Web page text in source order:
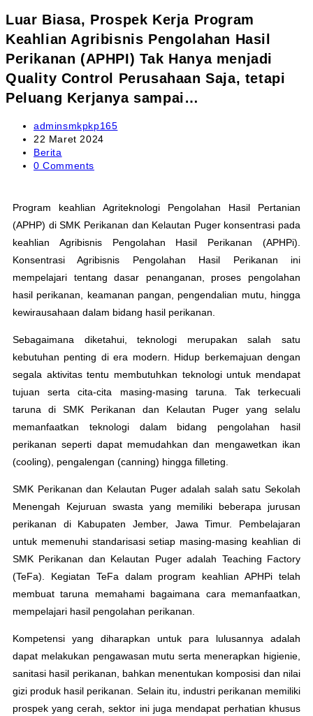
Luar Biasa, Prospek Kerja Program
Keahlian Agribisnis Pengolahan Hasil
Perikanan (APHPI) Tak Hanya menjadi
Quality Control Perusahaan Saja, tetapi
Peluang Kerjanya sampai…
adminsmkpkp165
22 Maret 2024
Berita
0 Comments
Program keahlian Agriteknologi Pengolahan Hasil Pertanian
(APHP) di SMK Perikanan dan Kelautan Puger konsentrasi pada
keahlian Agribisnis Pengolahan Hasil Perikanan (APHPi).
Konsentrasi Agribisnis Pengolahan Hasil Perikanan ini
mempelajari tentang dasar penanganan, proses pengolahan
hasil perikanan, keamanan pangan, pengendalian mutu, hingga
kewirausahaan dalam bidang hasil perikanan.
Sebagaimana diketahui, teknologi merupakan salah satu
kebutuhan penting di era modern. Hidup berkemajuan dengan
segala aktivitas tentu membutuhkan teknologi untuk mendapat
tujuan serta cita-cita masing-masing taruna. Tak terkecuali
taruna di SMK Perikanan dan Kelautan Puger yang selalu
memanfaatkan teknologi dalam bidang pengolahan hasil
perikanan seperti dapat memudahkan dan mengawetkan ikan
(cooling), pengalengan (canning) hingga filleting.
SMK Perikanan dan Kelautan Puger adalah salah satu Sekolah
Menengah Kejuruan swasta yang memiliki beberapa jurusan
perikanan di Kabupaten Jember, Jawa Timur. Pembelajaran
untuk memenuhi standarisasi setiap masing-masing keahlian di
SMK Perikanan dan Kelautan Puger adalah Teaching Factory
(TeFa). Kegiatan TeFa dalam program keahlian APHPi telah
membuat taruna memahami bagaimana cara memanfaatkan,
mempelajari hasil pengolahan perikanan.
Kompetensi yang diharapkan untuk para lulusannya adalah
dapat melakukan pengawasan mutu serta menerapkan higienie,
sanitasi hasil perikanan, bahkan menentukan komposisi dan nilai
gizi produk hasil perikanan. Selain itu, industri perikanan memiliki
prospek yang cerah, sektor ini juga mendapat perhatian khusus